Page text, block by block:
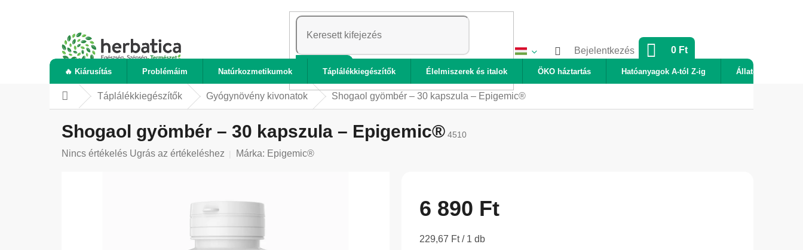
KERESÉS
Bejelentkezés KOSÁR
0 Ft
🔥 Kiárusítás Problémáim Natúrkozmetikumok Táplálékkiegészítők Élelmiszerek és italok ÖKO háztartás Hatóanyagok A-tól Z-ig Állatok
KezdőlapTáplálékkiegészítők Gyógynövény kivonatok Shogaol gyömbér – 30 kapszula – Epigemic®
Shogaol gyömbér – 30 kapszula – Epigemic® 4510
A
Nincs értékelés Ugrás az értékeléshez Márka: Epigemic®
6 890 Ft
Egységár:
229,67 Ft / 1 db